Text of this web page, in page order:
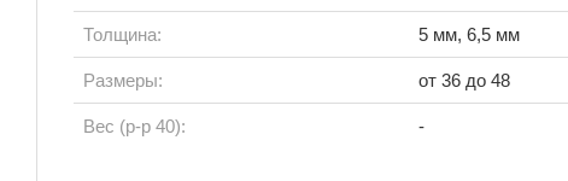
Толщина: 5 мм, 6,5 мм
Размеры: от 36 до 48
Вес (р-р 40): -